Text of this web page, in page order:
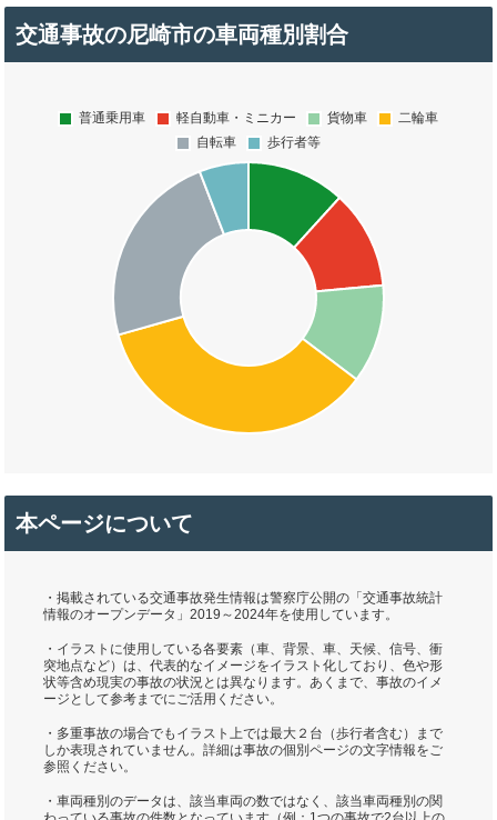
交通事故の尼崎市の車両種別割合
本ページについて
・掲載されている交通事故発生情報は警察庁公開の「交通事故統計
情報のオープンデータ」2019～2024年を使用しています。
・イラストに使用している各要素（車、背景、車、天候、信号、衝
突地点など）は、代表的なイメージをイラスト化しており、色や形
状等含め現実の事故の状況とは異なります。あくまで、事故のイメ
ージとして参考までにご活用ください。
・多重事故の場合でもイラスト上では最大２台（歩行者含む）まで
しか表現されていません。詳細は事故の個別ページの文字情報をご
参照ください。
・車両種別のデータは、該当車両の数ではなく、該当車両種別の関